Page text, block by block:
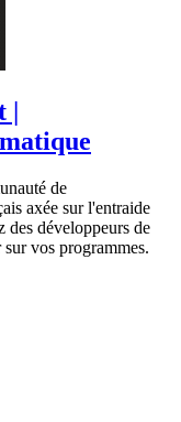
de
axée sur l'entraide
des développeurs de
vos programmes.